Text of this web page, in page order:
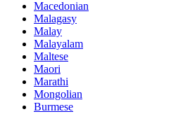
Macedonian
Malagasy
Malay
Malayalam
Maltese
Maori
Marathi
Mongolian
Burmese